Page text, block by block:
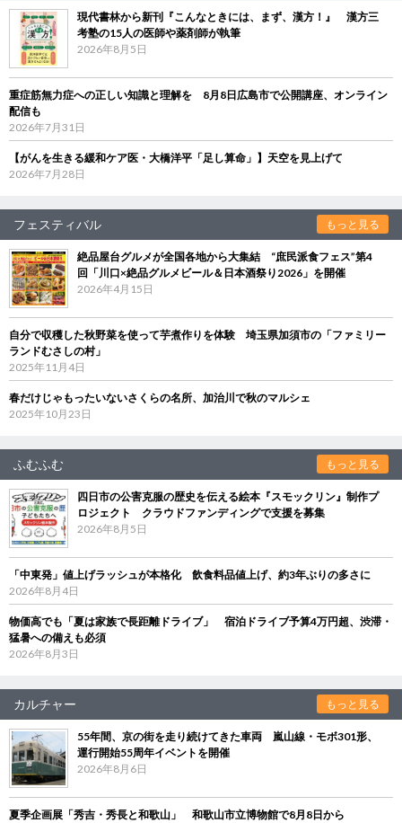
現代書林から新刊『こんなときには、まず、漢方！』 漢方三
考塾の15人の医師や薬剤師が執筆
2026年8月5日
重症筋無力症への正しい知識と理解を 8月8日広島市で公開講座、オンライン
配信も
2026年7月31日
【がんを生きる緩和ケア医・大橋洋平「足し算命」】天空を見上げて
2026年7月28日
フェスティバル もっと見る
絶品屋台グルメが全国各地から大集結 “庶民派食フェス”第4
回「川口×絶品グルメビール＆日本酒祭り2026」を開催
2026年4月15日
自分で収穫した秋野菜を使って芋煮作りを体験 埼玉県加須市の「ファミリー
ランドむさしの村」
2025年11月4日
春だけじゃもったいないさくらの名所、加治川で秋のマルシェ
2025年10月23日
ふむふむ もっと見る
四日市の公害克服の歴史を伝える絵本『スモックリン』制作プ
ロジェクト クラウドファンディングで支援を募集
2026年8月5日
「中東発」値上げラッシュが本格化 飲食料品値上げ、約3年ぶりの多さに
2026年8月4日
物価高でも「夏は家族で長距離ドライブ」 宿泊ドライブ予算4万円超、渋滞・
猛暑への備えも必須
2026年8月3日
カルチャー もっと見る
55年間、京の街を走り続けてきた車両 嵐山線・モボ301形、
運行開始55周年イベントを開催
2026年8月6日
夏季企画展「秀吉・秀長と和歌山」 和歌山市立博物館で8月8日から